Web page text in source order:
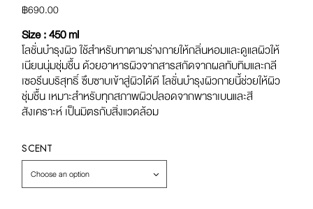
฿690.00
Size : 450 ml
โลชั่นบำรุงผิว ใช้สำหรับทาตามร่างกายให้กลิ่นหอมและดูแลผิวให้
เนียนนุ่มชุ่มชื้น ด้วยอาหารผิวจากสารสกัดจากผลทับทิมและกลี
เซอรีนบริสุทธิ์ ซึบซาบเข้าสู่ผิวได้ดี โลชั่นบำรุงผิวกายนี้ช่วยให้ผิว
ชุ่มชื้น เหมาะสำหรับทุกสภาพผิวปลอดจากพาราเบนและสี
สังเคราะห์ เป็นมิตรกับสิ่งแวดล้อม
SCENT
Choose an option